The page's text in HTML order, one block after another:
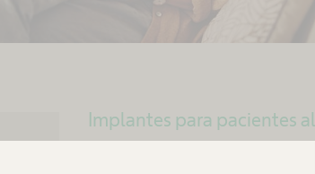
Implantes para pacientes